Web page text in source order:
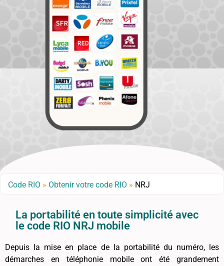
Code RIO » Obtenir votre code RIO » NRJ
La portabilité en toute simplicité avec
le code RIO NRJ mobile
Depuis la mise en place de la portabilité du numéro, les
démarches en téléphonie mobile ont été grandement